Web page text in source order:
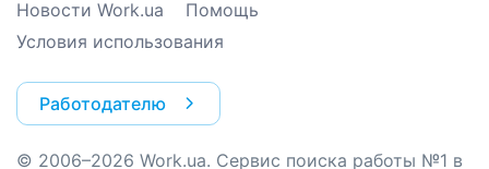
Новости Work.ua
Помощь
Условия использования
Работодателю
© 2006–2026 Work.ua. Сервис поиска работы №1 в